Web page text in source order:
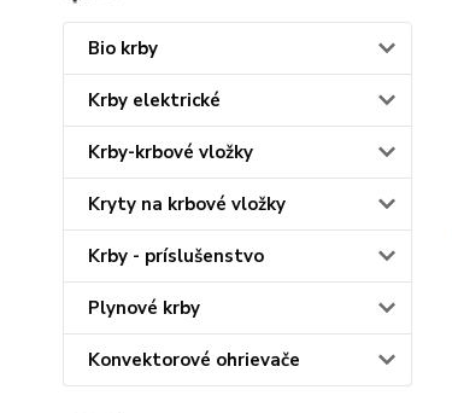
Bio krby
Krby elektrické
Krby-krbové vložky
Kryty na krbové vložky
Krby - príslušenstvo
Plynové krby
Konvektorové ohrievače